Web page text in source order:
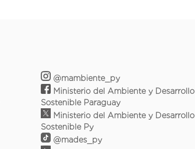
@mambiente_py
Ministerio del Ambiente y Desarrollo
Sostenible Paraguay
Ministerio del Ambiente y Desarrollo
Sostenible Py
@mades_py